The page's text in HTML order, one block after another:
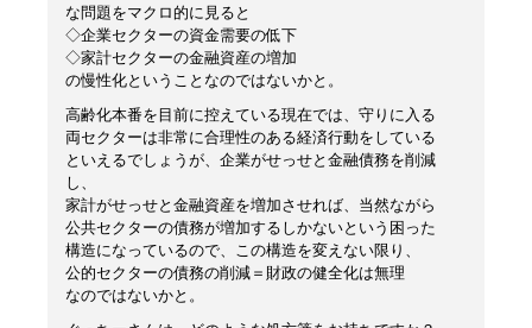
な問題をマクロ的に見ると
◇企業セクターの資金需要の低下
◇家計セクターの金融資産の増加
の慢性化ということなのではないかと。
高齢化本番を目前に控えている現在では、守りに入る
両セクターは非常に合理性のある経済行動をしている
といえるでしょうが、企業がせっせと金融債務を削減
し、
家計がせっせと金融資産を増加させれば、当然ながら
公共セクターの債務が増加するしかないという困った
構造になっているので、この構造を変えない限り、
公的セクターの債務の削減＝財政の健全化は無理
なのではないかと。